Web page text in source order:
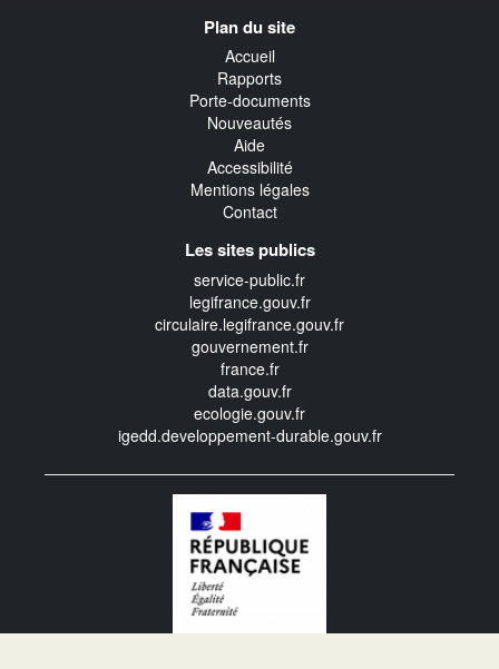
Plan du site
Accueil
Rapports
Porte-documents
Nouveautés
Aide
Accessibilité
Mentions légales
Contact
Les sites publics
service-public.fr
legifrance.gouv.fr
circulaire.legifrance.gouv.fr
gouvernement.fr
france.fr
data.gouv.fr
ecologie.gouv.fr
igedd.developpement-durable.gouv.fr